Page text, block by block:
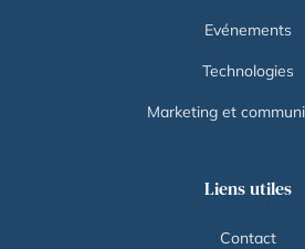
Evénements
Technologies
Marketing et
Liens utiles
Contact